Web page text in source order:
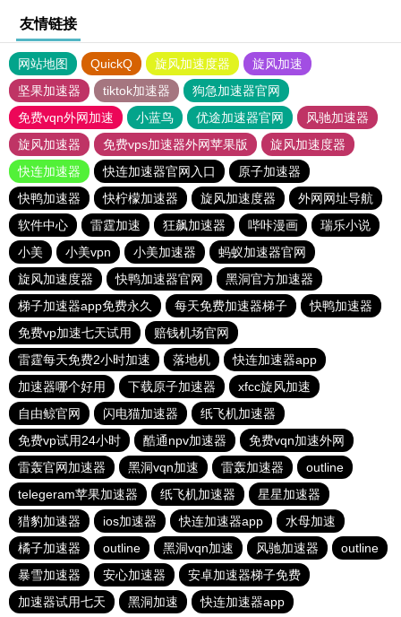
友情链接
网站地图 QuickQ 旋风加速度器
旋风加速
坚果加速器
tiktok加速器
狗急加速器官网
免费vqn外网加速
小蓝鸟 优途加速器官网
风驰加速器
旋风加速器
免费vps加速器外网苹果版
旋风加速度器
快连加速器
快连加速器官网入口
原子加速器
快鸭加速器
快柠檬加速器 旋风加速度器
外网网址导航
软件中心
雷霆加速 狂飙加速器 哔咔漫画
瑞乐小说
小美
小美vpn 小美加速器
蚂蚁加速器官网
旋风加速度器
快鸭加速器官网
黑洞官方加速器
梯子加速器app免费永久
每天免费加速器梯子
快鸭加速器
免费vp加速七天试用
赔钱机场官网
雷霆每天免费2小时加速
落地机
快连加速器app
加速器哪个好用
下载原子加速器
xfcc旋风加速
自由鲸官网
闪电猫加速器
纸飞机加速器
免费vp试用24小时
酷通npv加速器
免费vqn加速外网
雷轰官网加速器
黑洞vqn加速 雷轰加速器
outline
telegeram苹果加速器
纸飞机加速器
星星加速器
猎豹加速器
ios加速器 快连加速器app
水母加速
橘子加速器
outline 黑洞vqn加速 风驰加速器
outline
暴雪加速器
安心加速器
安卓加速器梯子免费
加速器试用七天
黑洞加速 快连加速器app